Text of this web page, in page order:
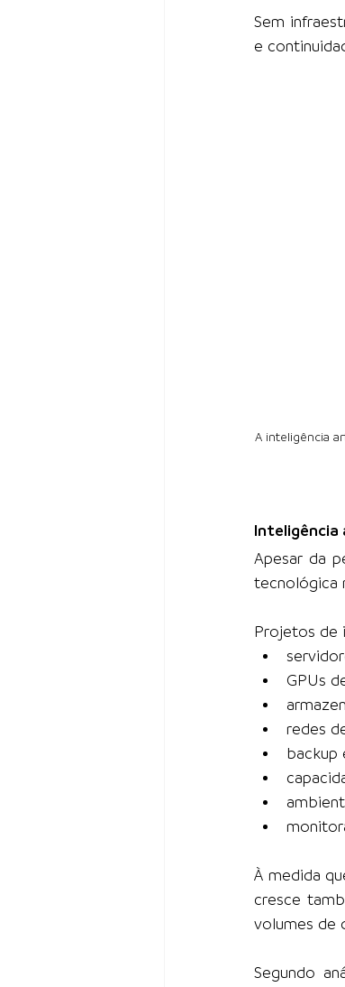
Sem
e
A inteligência
Apesar da
tecnológica
Projetos de
GPUs
redes
backup
À medida
cresce
volumes de
Segundo